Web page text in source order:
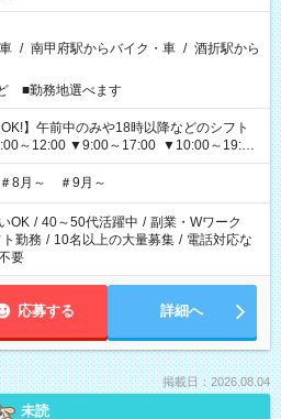
/ 南甲府駅からバイク・車 / 酒折駅から
■勤務地選べます
】午前中のみや18時以降などのシフト
～12:00 ▼9:00～17:00 ▼10:00～19:00
8月～ ＃9月～
OK / 40～50代活躍中 / 副業・Wワーク
勤務 / 10名以上の大量募集 / 電話対応な
要
応募する 詳細へ
掲載日：2026.08.04
未読